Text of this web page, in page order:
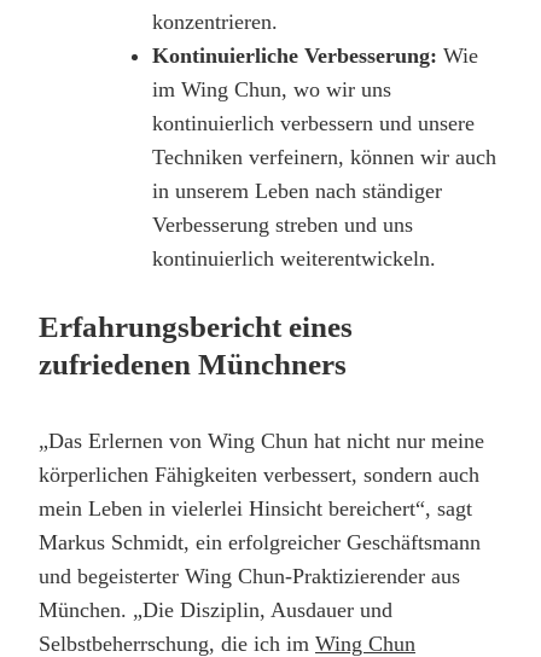
konzentrieren.
Kontinuierliche Verbesserung: Wie
im Wing Chun, wo wir uns
kontinuierlich verbessern und unsere
Techniken verfeinern, können wir auch
in unserem Leben nach ständiger
Verbesserung streben und uns
kontinuierlich weiterentwickeln.
Erfahrungsbericht eines
zufriedenen Münchners
„Das Erlernen von Wing Chun hat nicht nur meine
körperlichen Fähigkeiten verbessert, sondern auch
mein Leben in vielerlei Hinsicht bereichert“, sagt
Markus Schmidt, ein erfolgreicher Geschäftsmann
und begeisterter Wing Chun-Praktizierender aus
München. „Die Disziplin, Ausdauer und
Selbstbeherrschung, die ich im Wing Chun